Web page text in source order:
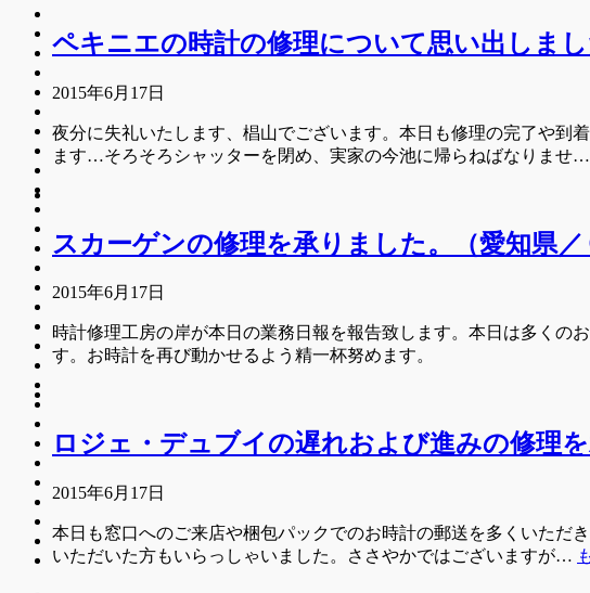
ペキニエの時計の修理について思い出しまし
2015年6月17日
夜分に失礼いたします、椙山でございます。本日も修理の完了や到
ます…そろそろシャッターを閉め、実家の今池に帰らねばなりませ…
スカーゲンの修理を承りました。（愛知県／
2015年6月17日
時計修理工房の岸が本日の業務日報を報告致します。本日は多くの
す。お時計を再び動かせるよう精一杯努めます。
ロジェ・デュブイの遅れおよび進みの修理
2015年6月17日
本日も窓口へのご来店や梱包パックでのお時計の郵送を多くいただ
いただいた方もいらっしゃいました。ささやかではございますが…